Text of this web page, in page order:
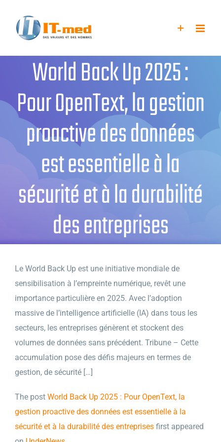
contenu
World Back Up 2025 :
Pour OpenText, la gestion
proactive des données
est essentielle à la
sécurité et à la durabilité
des entreprises
Le World Back Up est une initiative mondiale de
sensibilisation à l’empreinte numérique, revêt une
importance particulière en 2025. Avec l’adoption
massive de l’intelligence artificielle (IA) dans tous les
secteurs, les entreprises génèrent et stockent des
volumes de données sans précédent. Tribune – Cette
accumulation pose des défis majeurs en termes de
gestion, de sécurité […]
The post World Back Up 2025 : Pour OpenText, la
gestion proactive des données est essentielle à la
sécurité et à la durabilité des entreprises first appeared